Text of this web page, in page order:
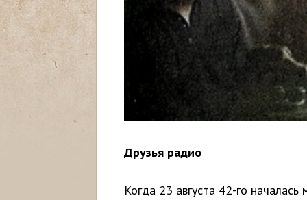
Друзья радио
Когда 23 августа 42-го